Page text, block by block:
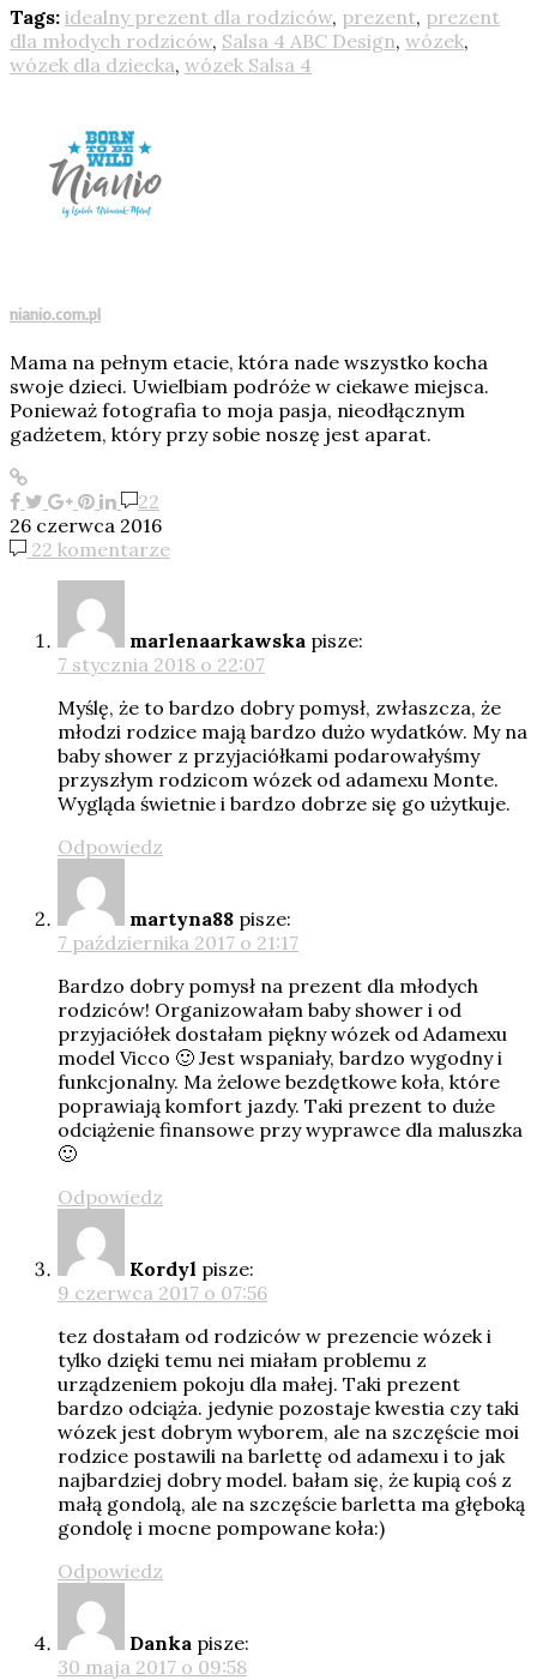
Tags: idealny prezent dla rodziców, prezent, prezent
dla młodych rodziców, Salsa 4 ABC Design, wózek,
wózek dla dziecka, wózek Salsa 4
nianio.com.pl
Mama na pełnym etacie, która nade wszystko kocha
swoje dzieci. Uwielbiam podróże w ciekawe miejsca.
Ponieważ fotografia to moja pasja, nieodłącznym
gadżetem, który przy sobie noszę jest aparat.
22
26 czerwca 2016
22 komentarze
marlenaarkawska pisze:
7 stycznia 2018 o 22:07
Myślę, że to bardzo dobry pomysł, zwłaszcza, że
młodzi rodzice mają bardzo dużo wydatków. My na
baby shower z przyjaciółkami podarowałyśmy
przyszłym rodzicom wózek od adamexu Monte.
Wygląda świetnie i bardzo dobrze się go użytkuje.
Odpowiedz
martyna88 pisze:
7 października 2017 o 21:17
Bardzo dobry pomysł na prezent dla młodych
rodziców! Organizowałam baby shower i od
przyjaciółek dostałam piękny wózek od Adamexu
model Vicco 🙂 Jest wspaniały, bardzo wygodny i
funkcjonalny. Ma żelowe bezdętkowe koła, które
poprawiają komfort jazdy. Taki prezent to duże
odciążenie finansowe przy wyprawce dla maluszka
🙂
Odpowiedz
Kordyl pisze:
9 czerwca 2017 o 07:56
tez dostałam od rodziców w prezencie wózek i
tylko dzięki temu nei miałam problemu z
urządzeniem pokoju dla małej. Taki prezent
bardzo odciąża. jedynie pozostaje kwestia czy taki
wózek jest dobrym wyborem, ale na szczęście moi
rodzice postawili na barlettę od adamexu i to jak
najbardziej dobry model. bałam się, że kupią coś z
małą gondolą, ale na szczęście barletta ma głęboką
gondolę i mocne pompowane koła:)
Odpowiedz
Danka pisze:
30 maja 2017 o 09:58